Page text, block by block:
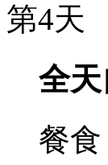
第4天
全
餐